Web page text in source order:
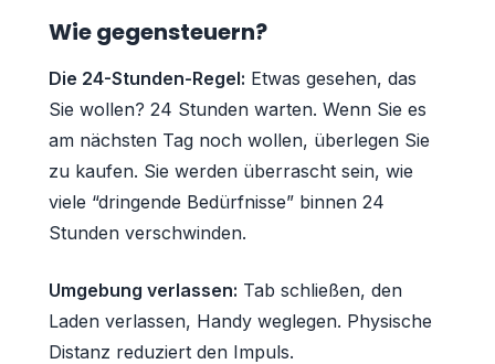
Wie gegensteuern?
Die 24-Stunden-Regel: Etwas gesehen, das
Sie wollen? 24 Stunden warten. Wenn Sie es
am nächsten Tag noch wollen, überlegen Sie
zu kaufen. Sie werden überrascht sein, wie
viele “dringende Bedürfnisse” binnen 24
Stunden verschwinden.
Umgebung verlassen: Tab schließen, den
Laden verlassen, Handy weglegen. Physische
Distanz reduziert den Impuls.